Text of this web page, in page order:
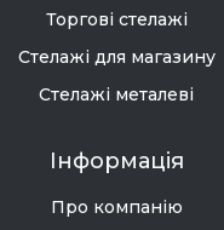
Торгові стелажі
Стелажі для магазину
Стелажі металеві
Інформація
Про компанію